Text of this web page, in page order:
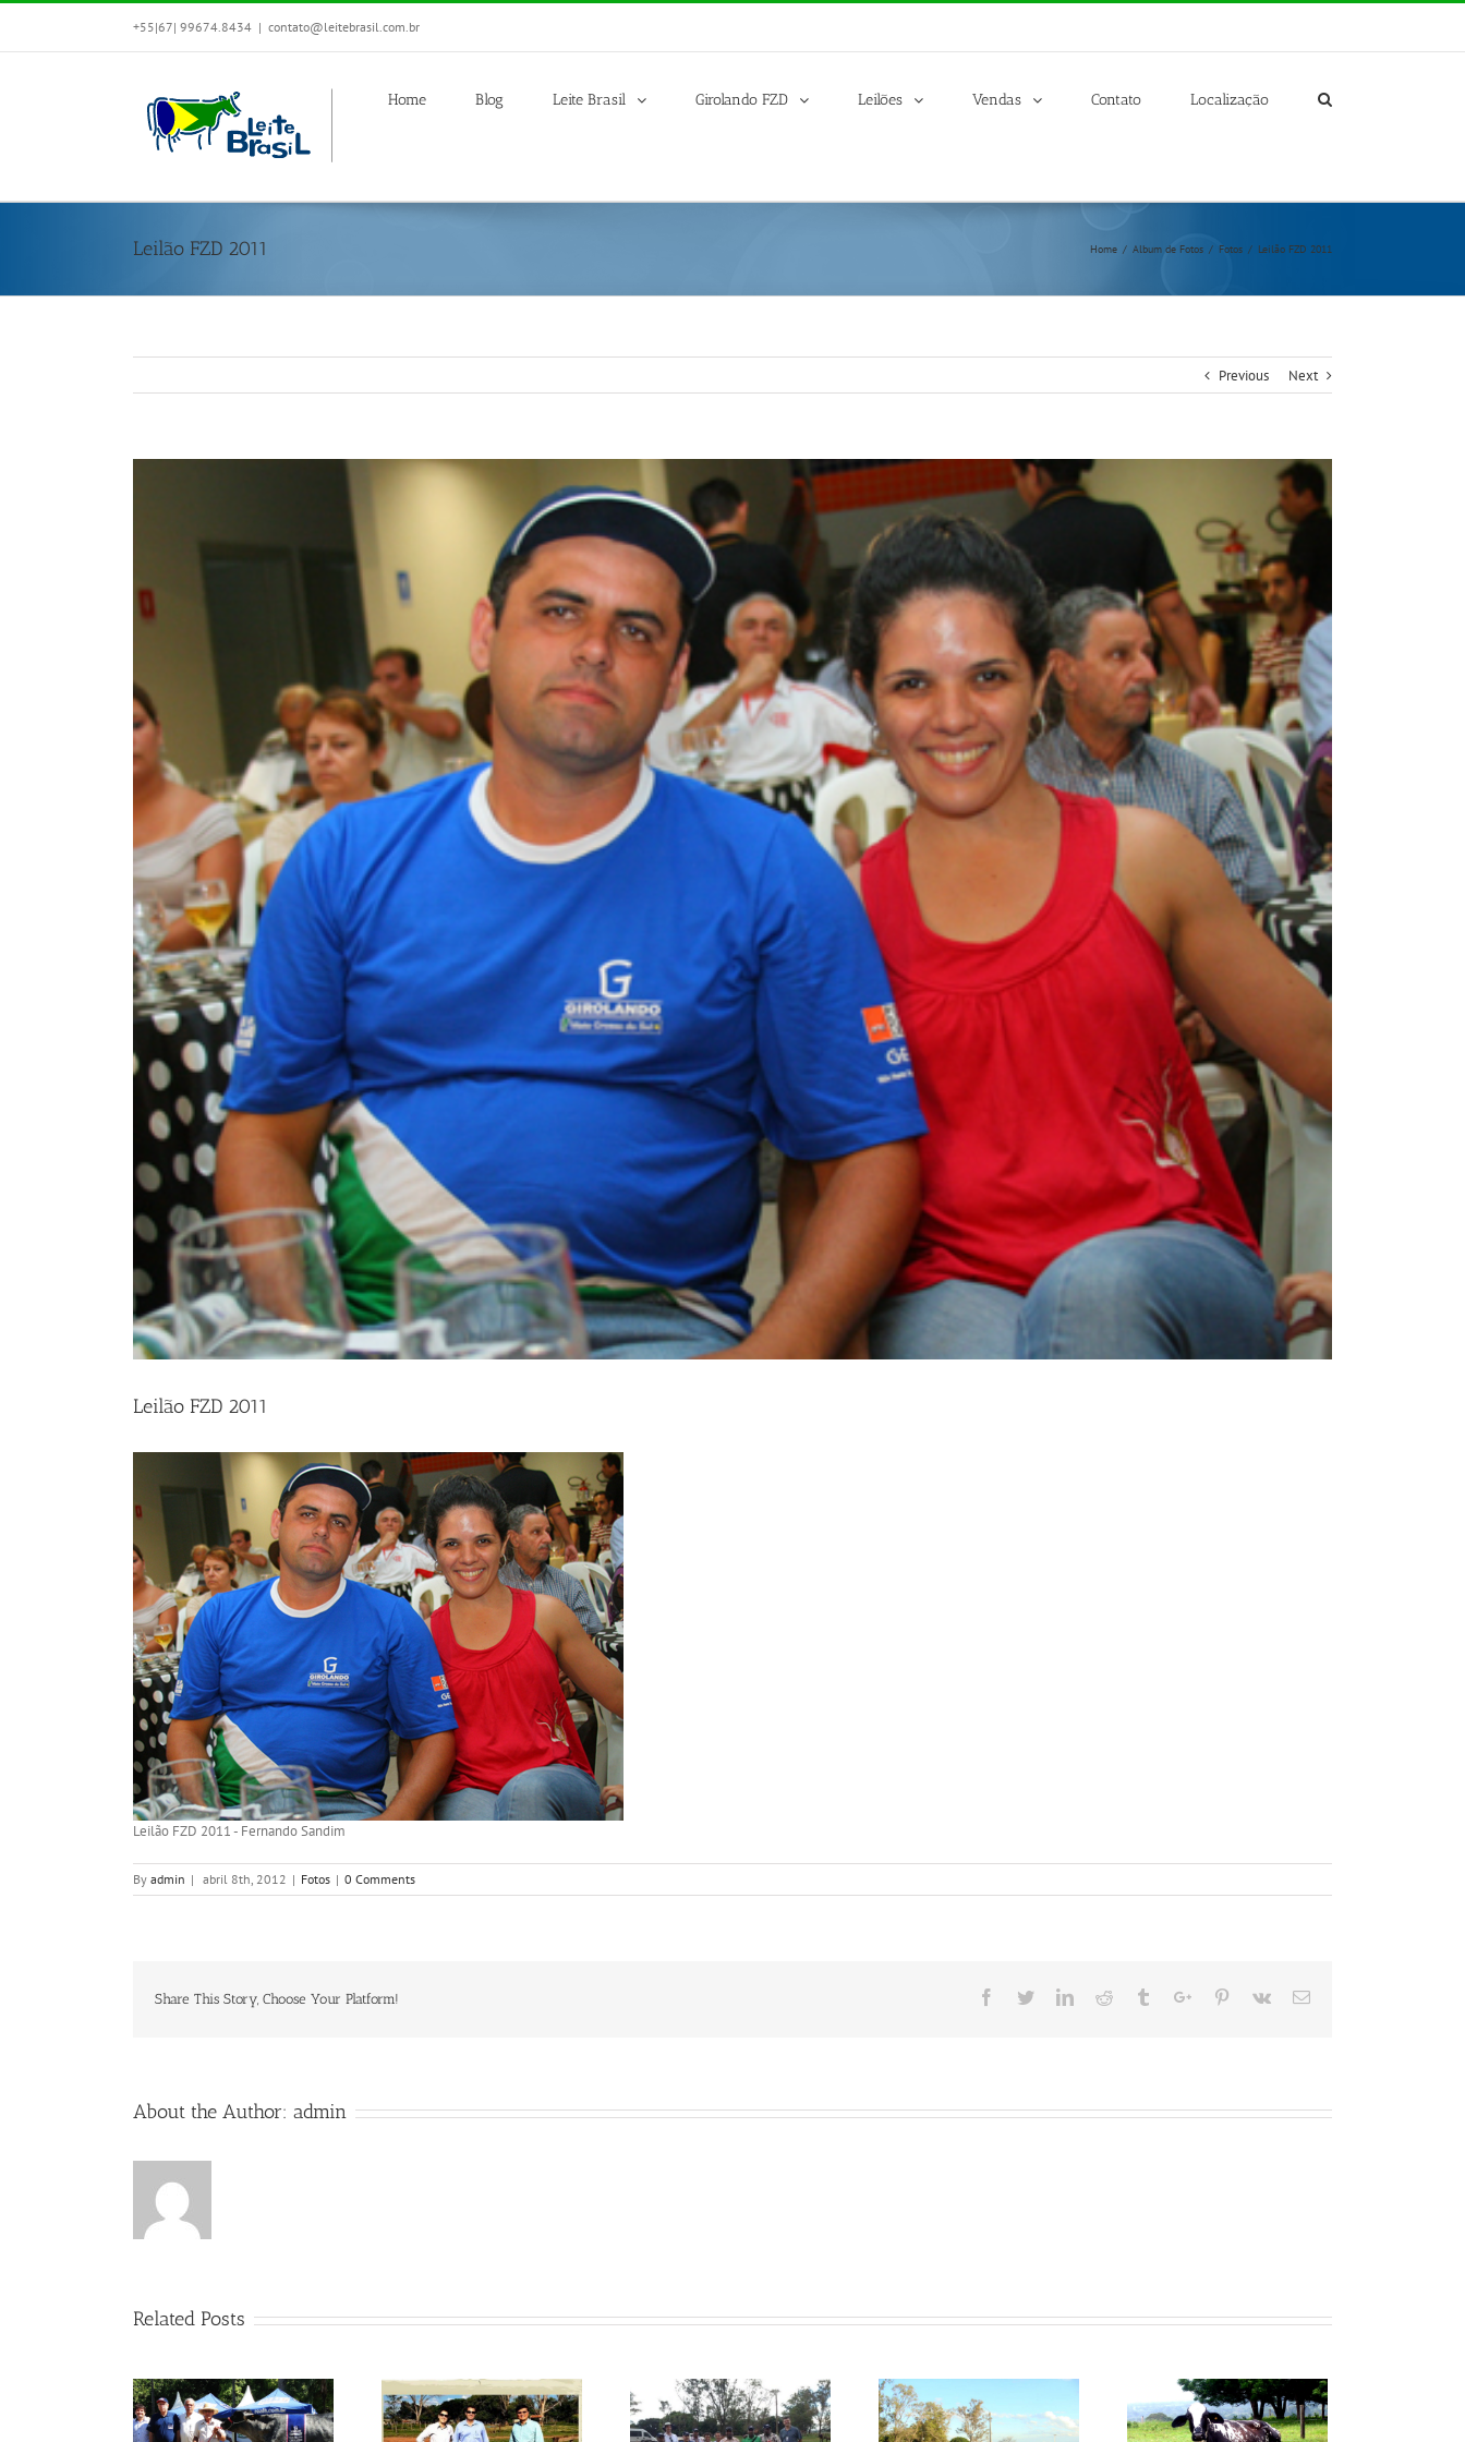
+55|67| 99674.8434 | contato@leitebrasil.com.br
Home Blog Leite Brasil Girolando FZD Leilões Vendas Contato Localização
Leilão FZD 2011 Home / Album de Fotos / Fotos / Leilão FZD 2011
Previous Next
Leilão FZD 2011
Leilão FZD 2011 - Fernando Sandim
By admin | abril 8th, 2012 | Fotos | 0 Comments
Share This Story, Choose Your Platform! Facebook
TwitterLinkedinReddit TumblrGoogle+Pinterest
Vk Email
About the Author: admin
Related Posts